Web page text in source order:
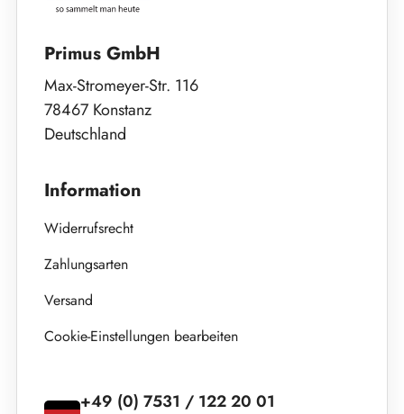
Primus GmbH
Max-Stromeyer-Str. 116
78467 Konstanz
Deutschland
Information
Widerrufsrecht
Zahlungsarten
Versand
Cookie-Einstellungen bearbeiten
+49 (0) 7531 / 122 20 01